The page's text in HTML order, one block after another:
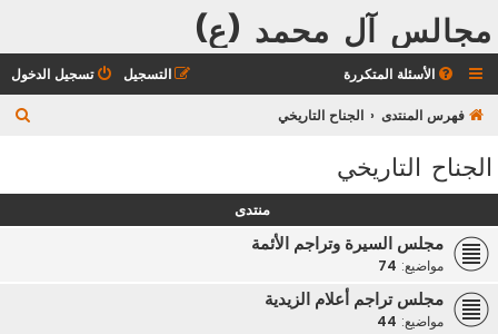
مجالس آل محمد (ع)
الأسئلة المتكررة تسجيل الدخول التسجيل
فهرس المنتدى الجناح التاريخي
الجناح التاريخي
منتدى
مجلس السيرة وتراجم الأئمة
مواضيع: 74
مجلس تراجم أعلام الزيدية
مواضيع: 44